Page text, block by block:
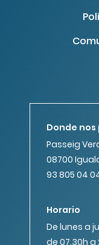
Donde
Passeig
08700
93 805 04
Horario
De lunes a
de 07.30h a